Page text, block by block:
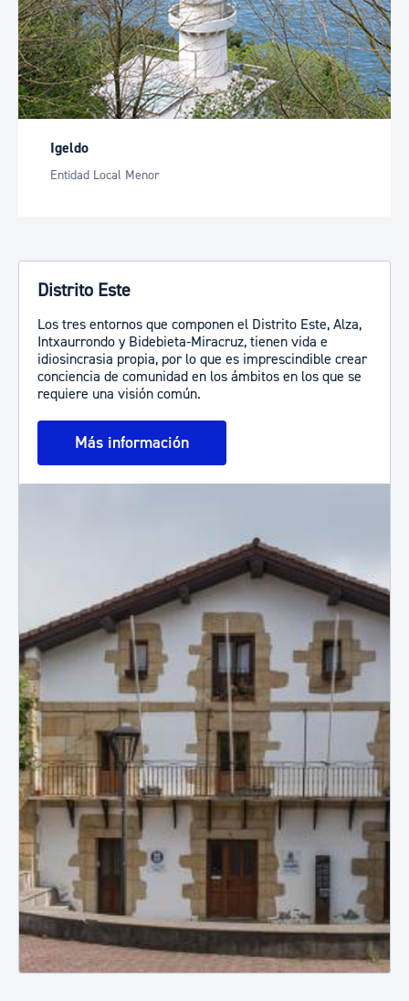
Igeldo
Entidad Local Menor
Distrito Este
Los tres entornos que componen el Distrito Este, Alza,
Intxaurrondo y Bidebieta-Miracruz, tienen vida e
idiosincrasia propia, por lo que es imprescindible crear
conciencia de comunidad en los ámbitos en los que se
requiere una visión común.
Más información